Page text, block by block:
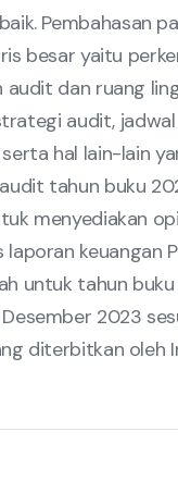
Pembahasan
besar yaitu
dan ruang
audit,
hal lain-lain
tahun buku
menyediakan
keuangan
untuk tahun
2023
diterbitkan oleh